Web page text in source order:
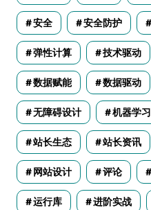
安全 安全防护
弹性计算 技术驱动
数据赋能 数据驱动
无障碍设计 机器学习
站长生态 站长资讯
网站设计 评论
运行库 进阶实战